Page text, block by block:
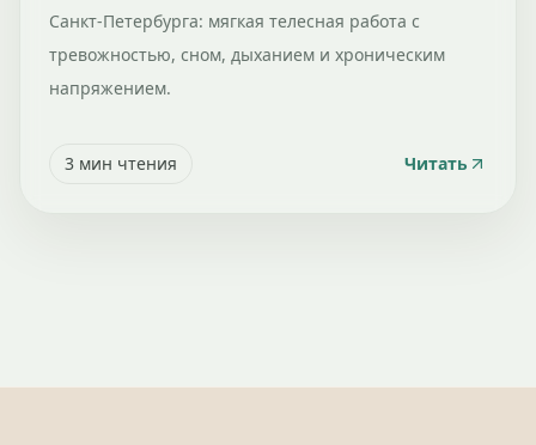
Санкт-Петербурга: мягкая телесная работа с
тревожностью, сном, дыханием и хроническим
напряжением.
3 мин чтения Читать